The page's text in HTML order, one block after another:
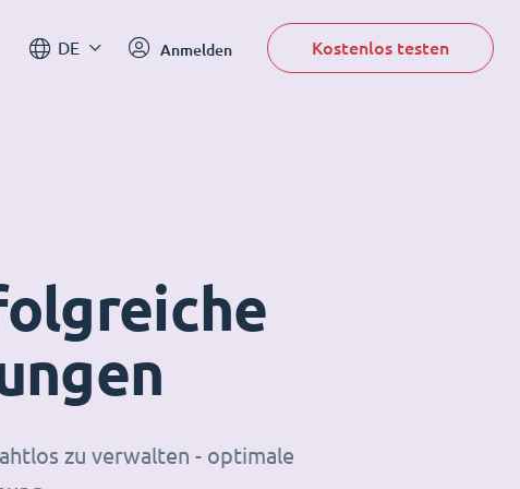
DE Anmelden Kostenlos testen
zu verwalten - optimale